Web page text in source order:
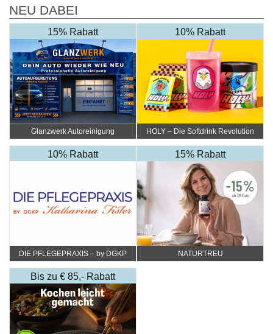
NEU DABEI
15% Rabatt
Glanzwerk Autoreinigung
10% Rabatt
HOLY – Die Softdrink Revolution
10% Rabatt
DIE PFLEGEPRAXIS – by DGKP
Katharina Fister
15% Rabatt
NATURTREU
Bis zu € 85,- Rabatt